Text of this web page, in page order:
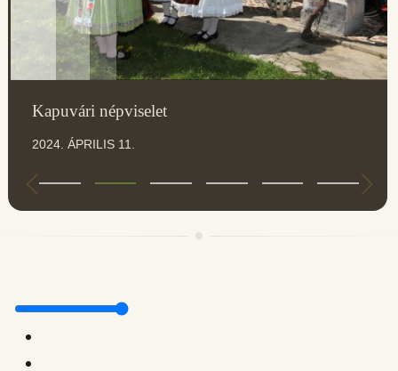
Kapuvári népviselet
2024. ÁPRILIS 11.